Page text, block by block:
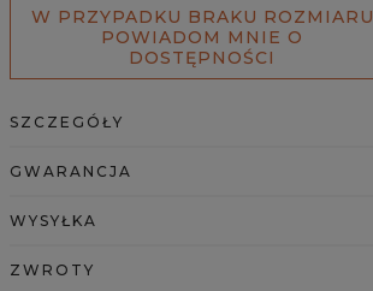
W PRZYPADKU BRAKU ROZMIARU
POWIADOM MNIE O
DOSTĘPNOŚCI
SZCZEGÓŁY
GWARANCJA
WYSYŁKA
ZWROTY